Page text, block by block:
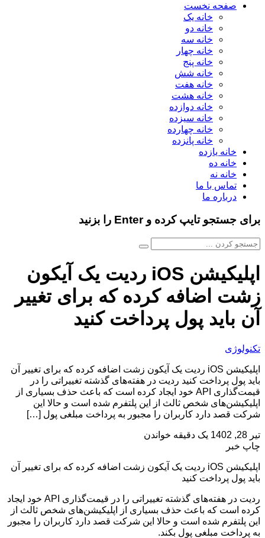
صفحه نخست
خانه یک
خانه دو
خانه سه
خانه چهار
خانه پنج
خانه شش
خانه هفت
خانه هشت
خانه دوازده
خانه سیزده
خانه چهارده
خانه پانزده
خانه یازده
خانه ده
خانه نه
تماس با ما
درباره ما
برای جستجو تایپ کرده و Enter را بزنید
اپلیکیشن iOS ردیت یک آیکون
زشت اضافه کرده که برای تغییر
آن باید پول پرداخت کنید
تکنولوژی
اپلیکیشن iOS ردیت یک آیکون زشت اضافه کرده که برای تغییر آن
باید پول پرداخت کنید ردیت در هفته‌های گذشته تغییراتی را در
قیمت‌گذاری API خود ایجاد کرده است که باعث حذف بسیاری از
اپلیکیشن‌های شخص ثالث از این پلتفرم شده است و حالا این
شرکت قصد دارد کاربران را مجبور به پرداخت مبلغی پول […]
تیر 28, 1402
یک دقیقه خواندن
چاپ خبر
اپلیکیشن iOS ردیت یک آیکون زشت اضافه کرده که برای تغییر آن
باید پول پرداخت کنید
ردیت در هفته‌های گذشته تغییراتی را در قیمت‌گذاری API خود ایجاد
کرده است که باعث حذف بسیاری از اپلیکیشن‌های شخص ثالث از
این پلتفرم شده است و حالا این شرکت قصد دارد کاربران را مجبور
به پرداخت مبلغی پول بکند.